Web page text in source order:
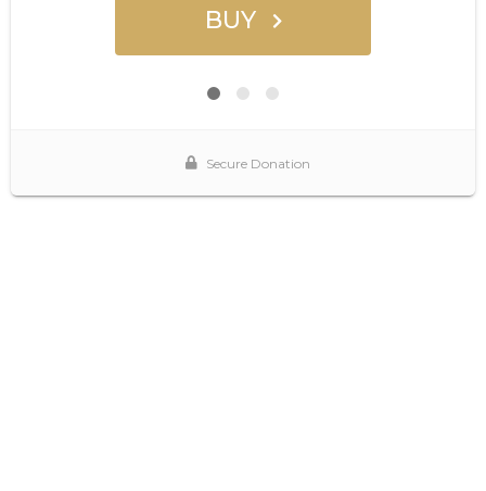
BUY
Secure Donation